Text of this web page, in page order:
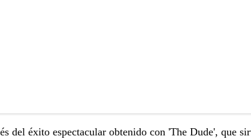
del éxito espectacular obtenido con 'The Dude', que